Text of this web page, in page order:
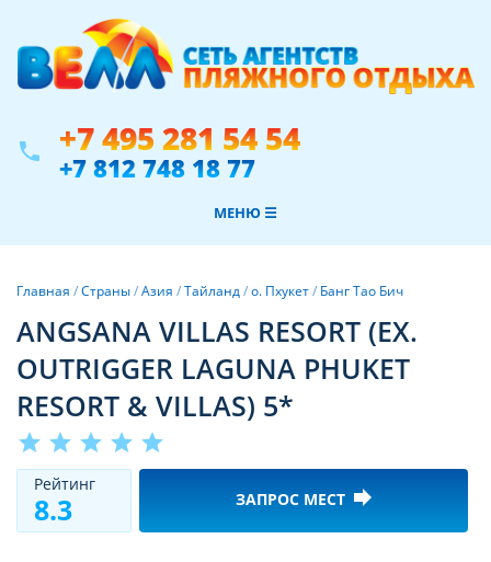
phone +7 495 281 54 54
+7 812 748 18 77
МЕНЮ ☰
Главная /Страны/Азия /Тайланд/о. Пхукет/ Банг Тао Бич
ANGSANA VILLAS RESORT (EX.
OUTRIGGER LAGUNA PHUKET
RESORT & VILLAS) 5*
star star star star star
Рeйтинг
8.3 ЗАПРОС МЕСТ forward